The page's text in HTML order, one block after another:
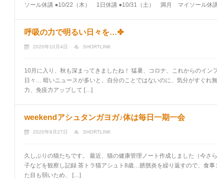
ソール休講 ●10/22（木） 1日休講 ●10/31（土） 満月 マイソール休
呼吸の力で明るい日々を…✤
2020年10月4日 SHORTLINK
10月に入り、秋も深まってきましたね！ 猛暑、コロナ、これからのイン
日々… 暗いニュースが多いと、自分のことではないのに、気分がすぐれ
力、免疫力アップして […]
weekendアシュタンガヨガ♪体は毎日一期一会
2020年9月27日 SHORTLINK
久しぶりの猫たちです。 最近、猫の健康管理ノート作成しました（今さ
子などを観察し記録 茶トラ猫アシュト8歳…膀胱炎を繰り返すので、食
た目も弱いため、 […]